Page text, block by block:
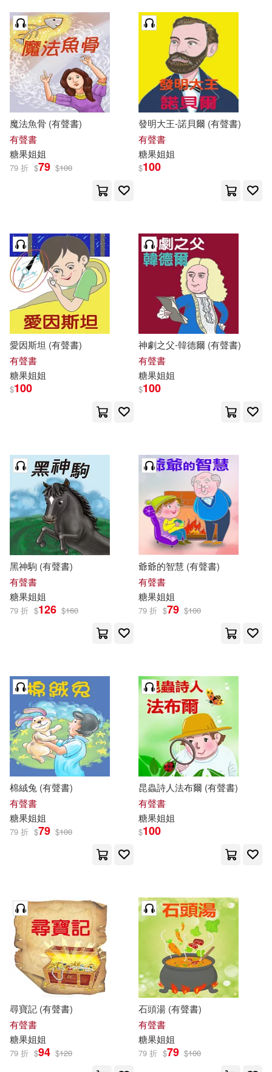
魔法魚骨 (有聲書)
有聲書
糖果姐姐
79 折 $79 $100
發明大王-諾貝爾 (有聲書)
有聲書
糖果姐姐
$100
愛因斯坦 (有聲書)
有聲書
糖果姐姐
$100
神劇之父-韓德爾 (有聲書)
有聲書
糖果姐姐
$100
黑神駒 (有聲書)
有聲書
糖果姐姐
79 折 $126 $160
爺爺的智慧 (有聲書)
有聲書
糖果姐姐
79 折 $79 $100
棉絨兔 (有聲書)
有聲書
糖果姐姐
79 折 $79 $100
昆蟲詩人法布爾 (有聲書)
有聲書
糖果姐姐
$100
尋寶記 (有聲書)
有聲書
糖果姐姐
79 折 $94 $120
石頭湯 (有聲書)
有聲書
糖果姐姐
79 折 $79 $100